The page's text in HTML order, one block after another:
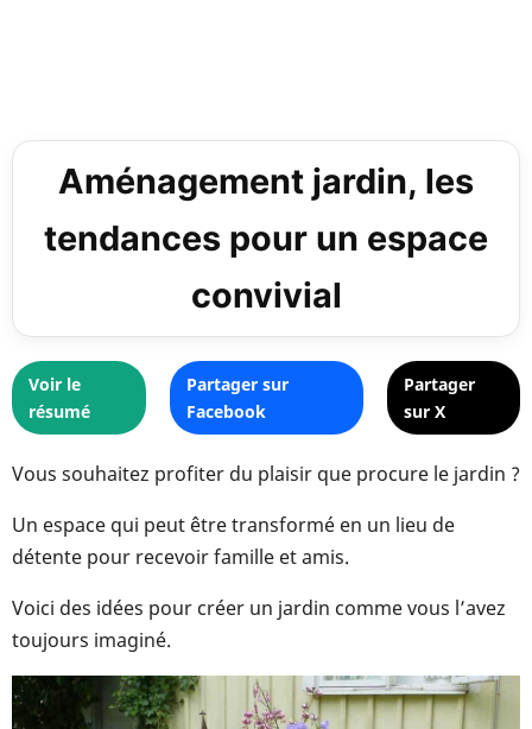
Aménagement jardin, les
tendances pour un espace
convivial
Voir le
résumé
Partager sur
Facebook
Partager
sur X
Vous souhaitez profiter du plaisir que procure le jardin ?
Un espace qui peut être transformé en un lieu de
détente pour recevoir famille et amis.
Voici des idées pour créer un jardin comme vous l’avez
toujours imaginé.